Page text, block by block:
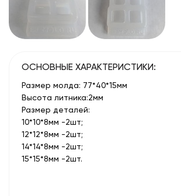
ОСНОВНЫЕ ХАРАКТЕРИСТИКИ:
Размер молда: 77*40*15мм
Высота литника:2мм
Размер деталей:
10*10*8мм -2шт;
12*12*8мм -2шт;
14*14*8мм -2шт;
15*15*8мм -2шт.